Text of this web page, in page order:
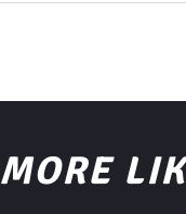
MORE